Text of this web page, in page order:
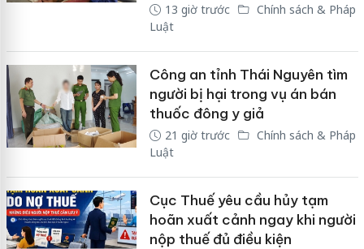
13 giờ trước
Chính sách & Pháp
Luật
Công an tỉnh Thái Nguyên tìm
người bị hại trong vụ án bán
thuốc đông y giả
21 giờ trước
Chính sách & Pháp
Luật
Cục Thuế yêu cầu hủy tạm
hoãn xuất cảnh ngay khi người
nộp thuế đủ điều kiện